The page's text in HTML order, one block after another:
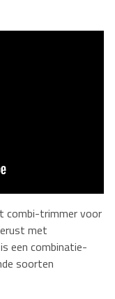
combi-trimmer voor
met
een combinatie-
soorten